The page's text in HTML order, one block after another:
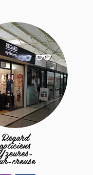
Regard
opticiens
creuse